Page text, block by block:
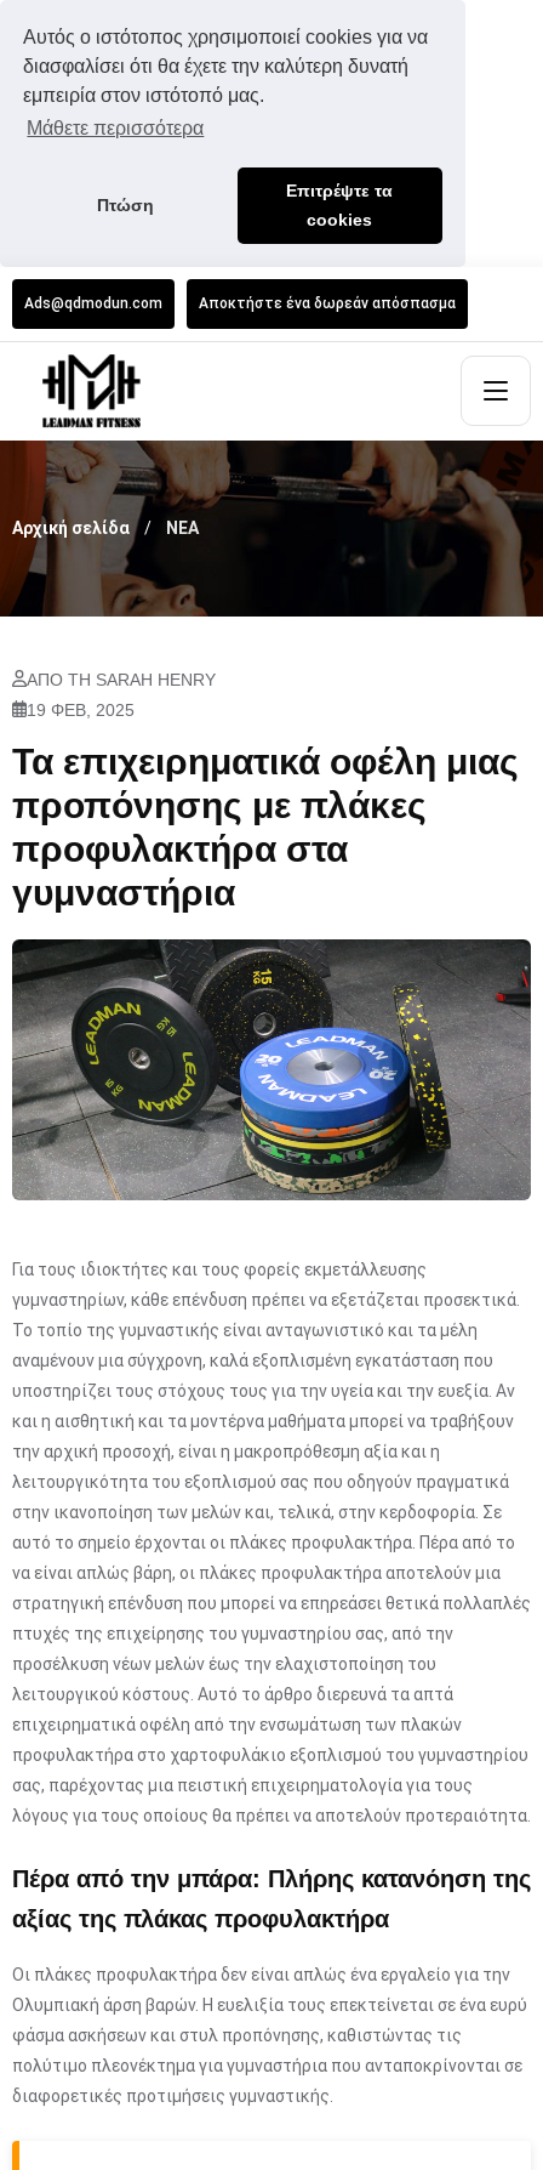
Αυτός ο ιστότοπος χρησιμοποιεί cookies για να
διασφαλίσει ότι θα έχετε την καλύτερη δυνατή
εμπειρία στον ιστότοπό μας.
Μάθετε περισσότερα
Πτώση
Επιτρέψτε τα
cookies
Ads@qdmodun.com Αποκτήστε ένα δωρεάν απόσπασμα
Αρχική σελίδα ΝΕΑ
ΑΠΌ ΤΗ SARAH HENRY
19 ΦΕΒ, 2025
Τα επιχειρηματικά οφέλη μιας
προπόνησης με πλάκες
προφυλακτήρα στα
γυμναστήρια
Για τους ιδιοκτήτες και τους φορείς εκμετάλλευσης
γυμναστηρίων, κάθε επένδυση πρέπει να εξετάζεται προσεκτικά.
Το τοπίο της γυμναστικής είναι ανταγωνιστικό και τα μέλη
αναμένουν μια σύγχρονη, καλά εξοπλισμένη εγκατάσταση που
υποστηρίζει τους στόχους τους για την υγεία και την ευεξία. Αν
και η αισθητική και τα μοντέρνα μαθήματα μπορεί να τραβήξουν
την αρχική προσοχή, είναι η μακροπρόθεσμη αξία και η
λειτουργικότητα του εξοπλισμού σας που οδηγούν πραγματικά
στην ικανοποίηση των μελών και, τελικά, στην κερδοφορία. Σε
αυτό το σημείο έρχονται οι πλάκες προφυλακτήρα. Πέρα από το
να είναι απλώς βάρη, οι πλάκες προφυλακτήρα αποτελούν μια
στρατηγική επένδυση που μπορεί να επηρεάσει θετικά πολλαπλές
πτυχές της επιχείρησης του γυμναστηρίου σας, από την
προσέλκυση νέων μελών έως την ελαχιστοποίηση του
λειτουργικού κόστους. Αυτό το άρθρο διερευνά τα απτά
επιχειρηματικά οφέλη από την ενσωμάτωση των πλακών
προφυλακτήρα στο χαρτοφυλάκιο εξοπλισμού του γυμναστηρίου
σας, παρέχοντας μια πειστική επιχειρηματολογία για τους
λόγους για τους οποίους θα πρέπει να αποτελούν προτεραιότητα.
Πέρα από την μπάρα: Πλήρης κατανόηση της
αξίας της πλάκας προφυλακτήρα
Οι πλάκες προφυλακτήρα δεν είναι απλώς ένα εργαλείο για την
Ολυμπιακή άρση βαρών. Η ευελιξία τους επεκτείνεται σε ένα ευρύ
φάσμα ασκήσεων και στυλ προπόνησης, καθιστώντας τις
πολύτιμο πλεονέκτημα για γυμναστήρια που ανταποκρίνονται σε
διαφορετικές προτιμήσεις γυμναστικής.